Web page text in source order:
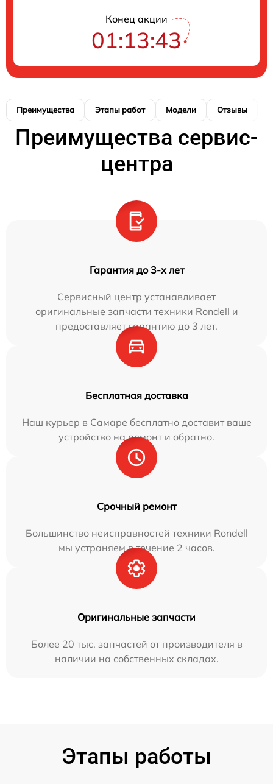
Конец акции
01:13:42
Преимущества Этапы работ Модели Отзывы
Преимущества сервис-
центра
Гарантия до 3-х лет
Сервисный центр устанавливает
оригинальные запчасти техники Rondell и
предоставляет гарантию до 3 лет.
Бесплатная доставка
Наш курьер в Самаре бесплатно доставит ваше
устройство на ремонт и обратно.
Срочный ремонт
Большинство неисправностей техники Rondell
мы устраняем в течение 2 часов.
Оригинальные запчасти
Более 20 тыс. запчастей от производителя в
наличии на собственных складах.
Этапы работы